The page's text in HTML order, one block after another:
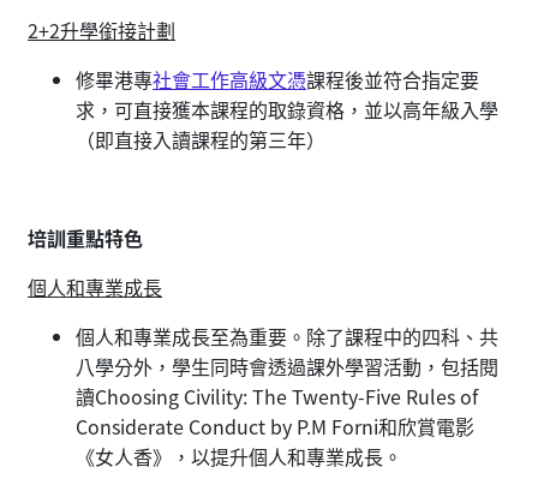
2+2升學銜接計劃
修畢港專社會工作高級文憑課程後並符合指定要
求，可直接獲本課程的取錄資格，並以高年級入學
（即直接入讀課程的第三年）
培訓重點特色
個人和專業成長
個人和專業成長至為重要。除了課程中的四科、共
八學分外，學生同時會透過課外學習活動，包括閱
讀Choosing Civility: The Twenty-Five Rules of
Considerate Conduct by P.M Forni和欣賞電影
《女人香》，以提升個人和專業成長。